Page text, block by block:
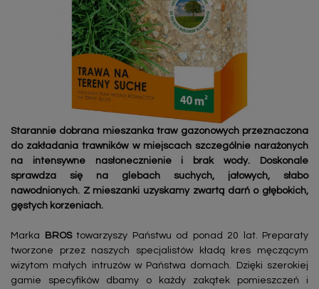
Starannie dobrana mieszanka traw gazonowych przeznaczona
do zakładania trawników w miejscach szczególnie narażonych
na intensywne nasłonecznienie i brak wody. Doskonale
sprawdza się na glebach suchych, jałowych, słabo
nawodnionych. Z mieszanki uzyskamy zwartą darń o głębokich,
gęstych korzeniach.
Marka BROStowarzyszy Państwu od ponad 20 lat. Preparaty
tworzone przez naszych specjalistów kładą kres męczącym
wizytom małych intruzów w Państwa domach. Dzięki szerokiej
gamie specyfików dbamy o każdy zakątek pomieszczeń i